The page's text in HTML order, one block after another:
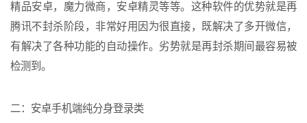
精品安卓，魔力微商，安卓精灵等等。这种软件的优势就是再
腾讯不封杀阶段，非常好用因为很直接，既解决了多开微信，
有解决了各种功能的自动操作。劣势就是再封杀期间最容易被
检测到。
二：安卓手机端纯分身登录类